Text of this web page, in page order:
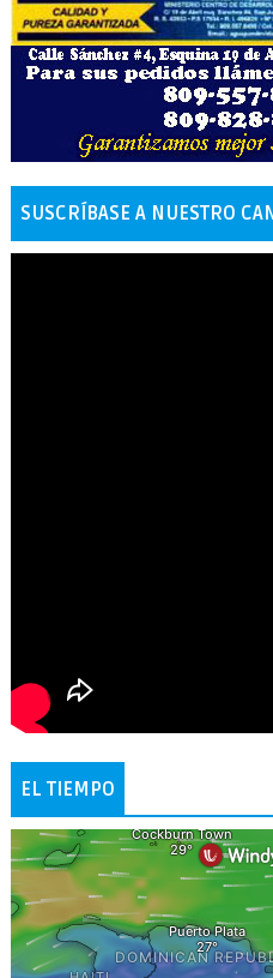
SUSCRÍBASE A NUESTRO
EL TIEMPO